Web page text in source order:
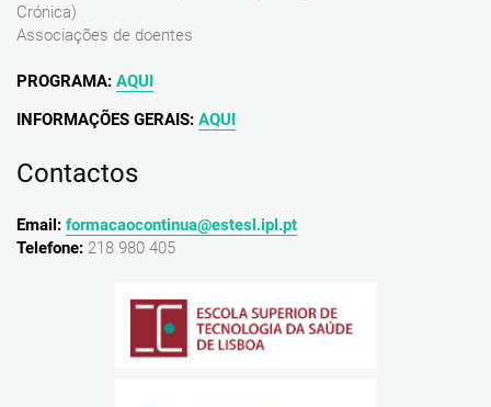
Crónica)
Associações de doentes
PROGRAMA: AQUI
INFORMAÇÕES GERAIS: AQUI
Contactos
Email: formacaocontinua@estesl.ipl.pt
Telefone: 218 980 405